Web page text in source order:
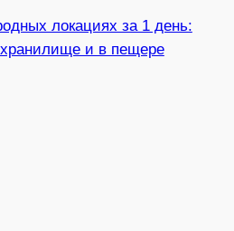
локациях за 1 день:
и в пещере